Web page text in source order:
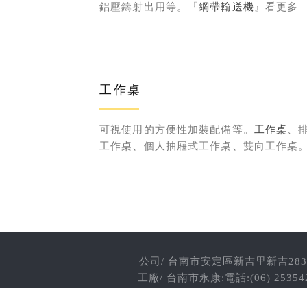
鋁壓鑄射出用等。『網帶輸送機』看更多..
工作桌
可視使用的方便性加裝配備等。 工作桌 、
工作桌、個人抽屜式工作桌、雙向工作桌
公司/ 台南市安定區新吉里新吉
工廠/ 台南市永康:電話:(06)